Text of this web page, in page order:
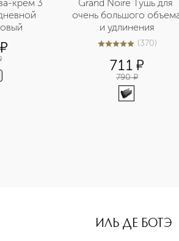
крем 3
¤
Grand Noire Тушь для
очень большого
и удлинения
4.9из5370 (370)
711 ¤
790 ¤
ИЛЬ ДЕ БОТЭ